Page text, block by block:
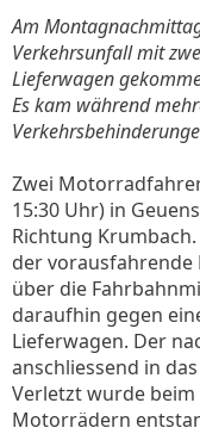
Am
Verkehrsunfall mit
Lieferwagen
Es kam während
Zwei
15:30 Uhr) in
Richtung
der
über die
daraufhin gegen
Lieferwagen. Der
anschliessend in
Verletzt wurde
Motorrädern